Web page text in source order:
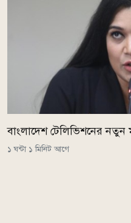
বাংলাদেশ টেলিভিশনের
১ ঘন্টা ১ মিনিট আগে